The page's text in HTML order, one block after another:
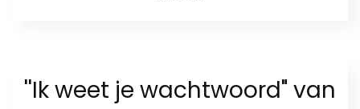
''Ik weet je wachtwoord" van